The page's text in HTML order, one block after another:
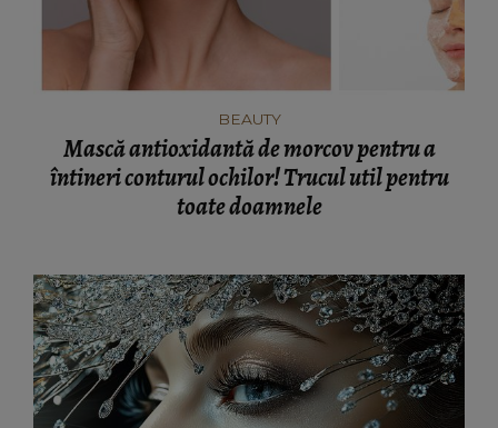
BEAUTY
Mască antioxidantă de morcov pentru a
întineri conturul ochilor! Trucul util pentru
toate doamnele